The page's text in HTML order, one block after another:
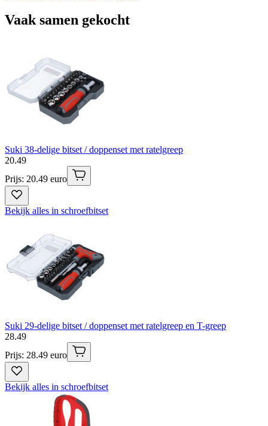
Vaak samen gekocht
Suki 38-delige bitset / doppenset met ratelgreep
20.49
Prijs: 20.49 euro
Bekijk alles in schroefbitset
Suki 29-delige bitset / doppenset met ratelgreep en T-greep
28.49
Prijs: 28.49 euro
Bekijk alles in schroefbitset